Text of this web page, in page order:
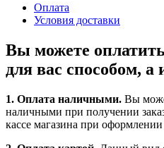
Оплата
Условия доставки
Вы можете
для вас способом, а
1. Оплата наличными. Вы
наличными при получении
кассе магазина при